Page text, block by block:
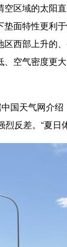
区域的太阳
面特性更利
西部上升的
空气密度更
天气网介绍
反差。“夏日